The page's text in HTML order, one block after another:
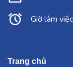
Giờ làm
Trang chủ